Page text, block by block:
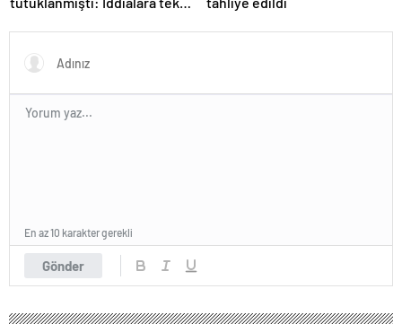
Gönder
En az 10 karakter gerekli